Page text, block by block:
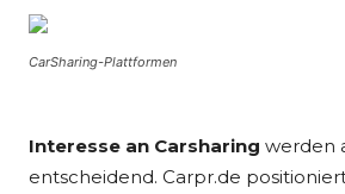
CarSharing-Plattformen
Interesse an Carsharing werden
entscheidend. Carpr.de